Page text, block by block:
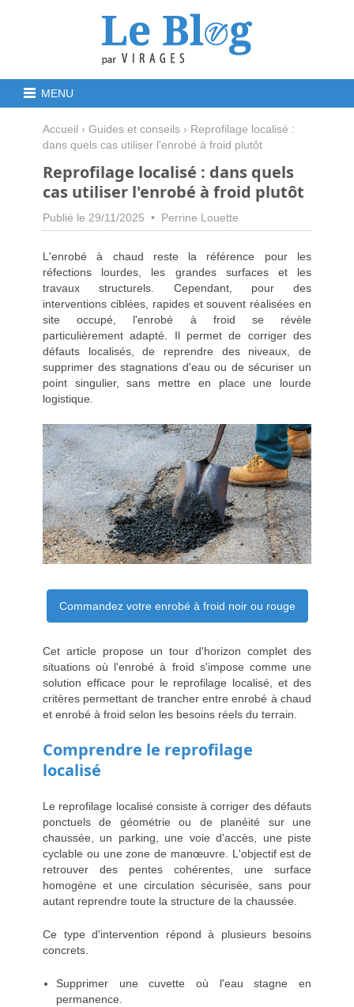
MENU
Accueil › Guides et conseils › Reprofilage localisé :
dans quels cas utiliser l'enrobé à froid plutôt
Reprofilage localisé : dans quels
cas utiliser l'enrobé à froid plutôt
Publié le 29/11/2025 • Perrine Louette
L'enrobé à chaud reste la référence pour les
réfections lourdes, les grandes surfaces et les
travaux structurels. Cependant, pour des
interventions ciblées, rapides et souvent réalisées en
site occupé, l'enrobé à froid se révèle
particulièrement adapté. Il permet de corriger des
défauts localisés, de reprendre des niveaux, de
supprimer des stagnations d'eau ou de sécuriser un
point singulier, sans mettre en place une lourde
logistique.
Commandez votre enrobé à froid noir ou rouge
Cet article propose un tour d'horizon complet des
situations où l'enrobé à froid s'impose comme une
solution efficace pour le reprofilage localisé, et des
critères permettant de trancher entre enrobé à chaud
et enrobé à froid selon les besoins réels du terrain.
Comprendre le reprofilage
localisé
Le reprofilage localisé consiste à corriger des défauts
ponctuels de géométrie ou de planéité sur une
chaussée, un parking, une voie d'accès, une piste
cyclable ou une zone de manœuvre. L'objectif est de
retrouver des pentes cohérentes, une surface
homogène et une circulation sécurisée, sans pour
autant reprendre toute la structure de la chaussée.
Ce type d'intervention répond à plusieurs besoins
concrets.
Supprimer une cuvette où l'eau stagne en
permanence.